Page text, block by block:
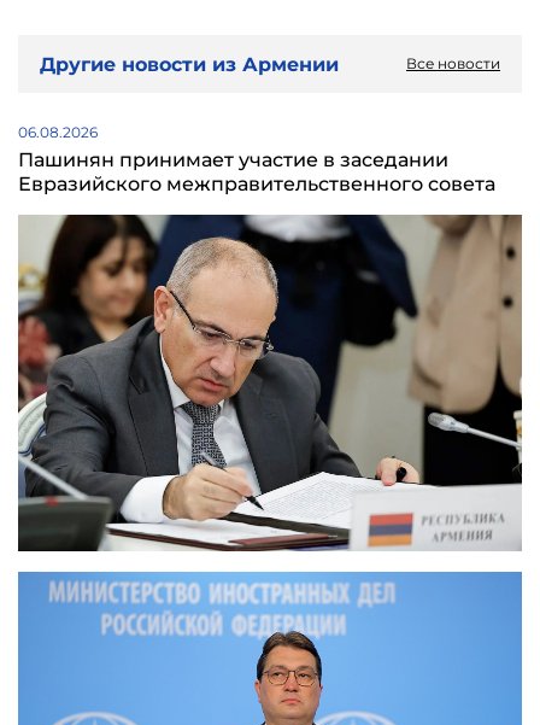
Другие новости из Армении Все новости
06.08.2026
Пашинян принимает участие в заседании
Евразийского межправительственного совета